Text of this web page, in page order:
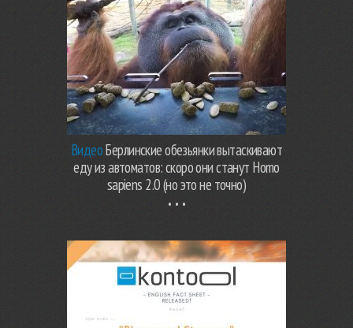
ВидеоБерлинские обезьянки вытаскивают
еду из автоматов: скоро они станут Homo
sapiens 2.0 (но это не точно)